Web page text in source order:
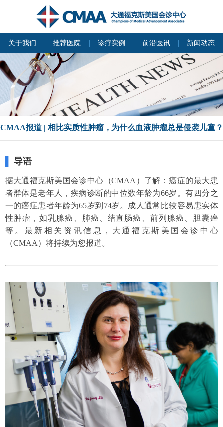
关于我们 推荐医院 诊疗实例 前沿医讯 新闻动态
CMAA报道 | 相比实质性肿瘤，为什么血液肿瘤总是侵袭儿童？
导语
据大通福克斯美国会诊中心（CMAA）了解：癌症的最大患
者群体是老年人，疾病诊断的中位数年龄为66岁。有四分之
一的癌症患者年龄为65岁到74岁。成人通常比较容易患实体
性肿瘤，如乳腺癌、肺癌、结直肠癌、前列腺癌、胆囊癌
等。最新相关资讯信息，大通福克斯美国会诊中心
（CMAA）将持续为您报道。